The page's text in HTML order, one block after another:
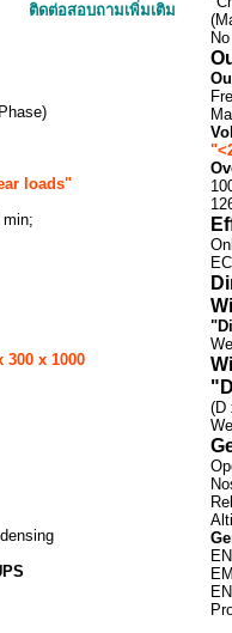
loads"
300 x 1000
(D
ติดต่อสอบถามเพิ่มเติม